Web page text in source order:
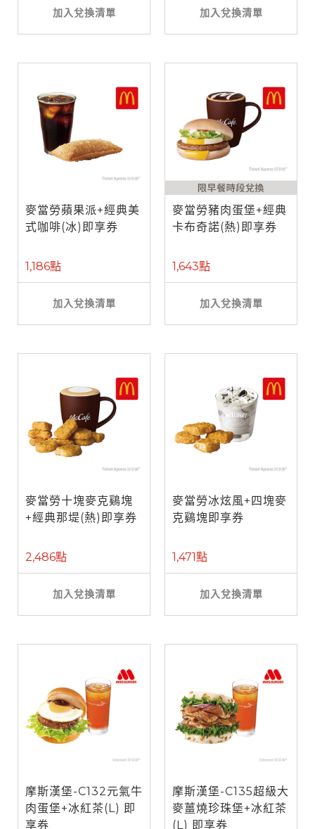
加入兌換清單 加入兌換清單
麥當勞蘋果派+經典美
式咖啡(冰)即享券
1,186點
加入兌換清單
麥當勞豬肉蛋堡+經典
卡布奇諾(熱)即享券
1,643點
加入兌換清單
麥當勞十塊麥克鷄塊
+經典那堤(熱)即享券
2,486點
加入兌換清單
麥當勞冰炫風+四塊麥
克鷄塊即享券
1,471點
加入兌換清單
摩斯漢堡-C132元氣牛
肉蛋堡+冰紅茶(L) 即
享券
摩斯漢堡-C135超級大
麥薑燒珍珠堡+冰紅茶
(L) 即享券